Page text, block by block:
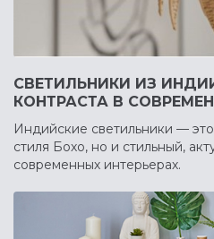
СВЕТИЛЬНИКИ ИЗ
КОНТРАСТА В
Индийские светильники —
стиля Бохо, но и стильный,
современных интерьерах.